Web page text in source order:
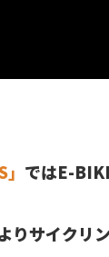
ではE-
サイクリ